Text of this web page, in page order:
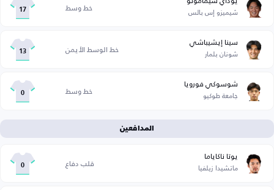
شيميزو إس بالس خط وسط 17
سينا إيشيباشي
شونان بلمار خط الوسط الأيمن 13
شوسوكي فورويا
جامعة طوكيو خط وسط 0
المدافعين
يوتا ناكاياما
ماتشيدا زيلفيا قلب دفاع 0